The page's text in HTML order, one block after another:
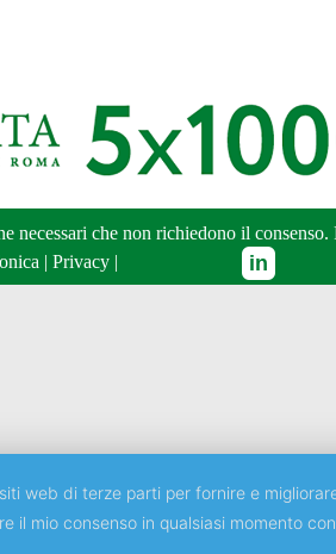
necessari che non richiedono il
| Privacy |
web di terze parti per fornire e
il mio consenso in qualsiasi momento